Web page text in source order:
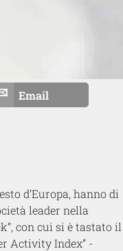
Email
d’Europa, hanno di
leader nella
con cui si è tastato il
Activity Index” -